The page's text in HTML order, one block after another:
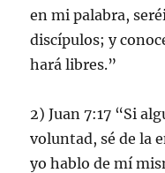
en mi palabra,
discípulos; y
hará libres.”
2) Juan 7:17 “Si
voluntad, sé de la
yo hablo de mí